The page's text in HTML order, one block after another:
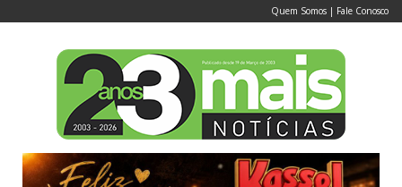
Quem Somos | Fale Conosco